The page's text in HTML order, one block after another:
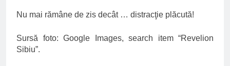
Nu mai rămâne de zis decât … distracţie plăcută!
Sursă foto: Google Images, search item “Revelion
Sibiu”.